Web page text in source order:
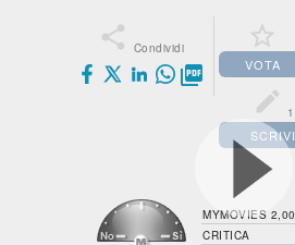
 Condividi


VOTA
 1
SCRIVI
MYMOVIES 2,00
CRITICA